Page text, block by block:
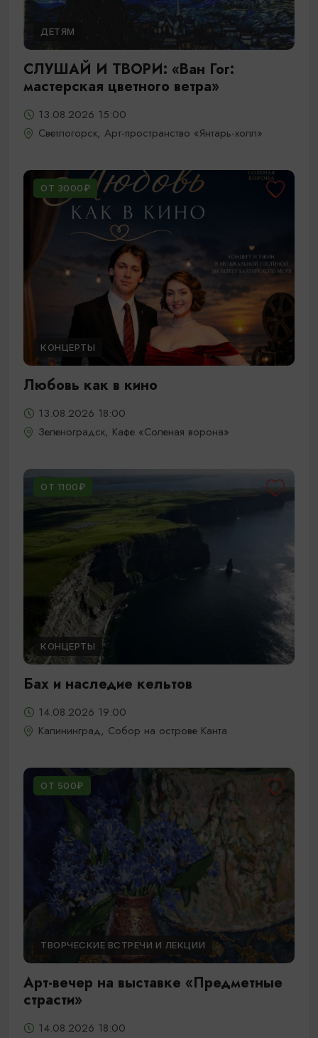
ДЕТЯМ
СЛУШАЙ И ТВОРИ: «Ван Гог:
мастерская цветного ветра»
13.08.2026 15:00
Светлогорск, Арт-пространство «Янтарь-холл»
ОТ 3000₽
КОНЦЕРТЫ
Любовь как в кино
13.08.2026 18:00
Зеленоградск, Кафе «Соленая ворона»
ОТ 1100₽
КОНЦЕРТЫ
Бах и наследие кельтов
14.08.2026 19:00
Калининград, Собор на острове Канта
ОТ 500₽
ТВОРЧЕСКИЕ ВСТРЕЧИ И ЛЕКЦИИ
Арт-вечер на выставке «Предметные
страсти»
14.08.2026 18:00